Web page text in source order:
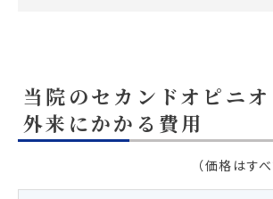
当院のセカンドオピニオ
外来にかかる費用
（価格はす